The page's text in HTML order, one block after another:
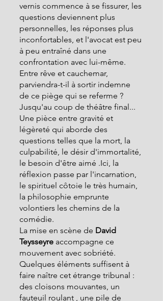
vernis commence à se fissurer, les
questions deviennent plus
personnelles, les réponses plus
inconfortables, et l'avocat est peu
à peu entraîné dans une
confrontation avec lui-même.
Entre rêve et cauchemar,
parviendra-t-il à sortir indemne
de ce piège qui se referme ?
Jusqu'au coup de théâtre final...
Une pièce entre gravité et
légèreté qui aborde des
questions telles que la mort, la
culpabilité, le désir d'immortalité,
le besoin d'être aimé .Ici, la
réflexion passe par l'incarnation,
le spirituel côtoie le très humain,
la philosophie emprunte
volontiers les chemins de la
comédie.
La mise en scène de David
Teysseyre accompagne ce
mouvement avec sobriété.
Quelques éléments suffisent à
faire naître cet étrange tribunal :
des cloisons mouvantes, un
fauteuil roulant , une pile de